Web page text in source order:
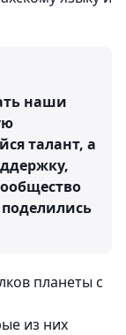
наши
талант, а
планеты с
из них